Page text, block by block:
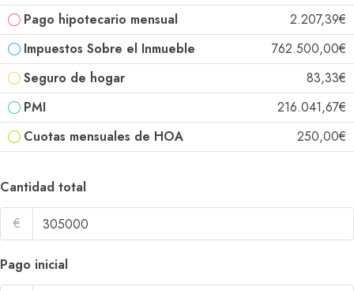
Pago hipotecario mensual
2.207,39€
Impuestos Sobre el Inmueble
762.500,00€
Seguro de hogar
83,33€
PMI
216.041,67€
Cuotas mensuales de HOA
250,00€
Cantidad total
€
Pago inicial